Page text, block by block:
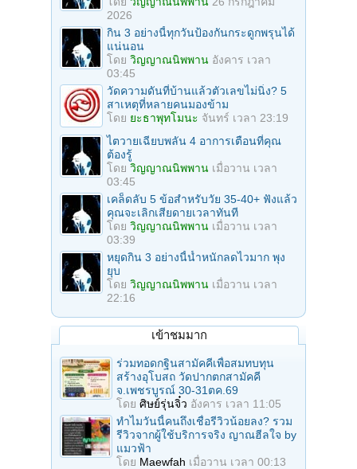
2026
กิน 3 อย่างนี้ทุกวันป้องกันกระดูกพรุนได้
แน่นอน
โดย วิญญาณนิพพาน อังคาร เวลา
03:45
วัดความดันที่บ้านแล้วตัวเลขไม่นิ่ง? 5
สาเหตุที่หลายคนมองข้าม
โดย ยะธาพุทโมนะ จันทร์ เวลา 23:19
ไตวายเฉียบพลัน 4 อาการเตือนที่คุณ
ต้องรู้
โดย วิญญาณนิพพาน เมื่อวาน เวลา
03:45
เคล็ดลับ 5 ข้อสำหรับวัย 35-40+ ฟังแล้ว
คุณจะเลิกเสียดายเวลาทันที
โดย วิญญาณนิพพาน เมื่อวาน เวลา
03:39
หยุดกิน 3 อย่างนี้น้ำหนักลดไวมาก พุง
ยุบ
โดย วิญญาณนิพพาน เมื่อวาน เวลา
22:16
เข้าชมมาก
ร่วมทอดกฐินสามัคคีเพื่อสมทบทุน
สร้างอุโบสถ วัดปากตกสามัคคี
จ.เพชรบูรณ์ 30-31ตค.69
โดย ศิษย์รุ่นจิ๋ว อังคาร เวลา 11:05
ทำไมวันนี้คนถึงเชื่อรีวิวน้อยลง? รวม
รีวิวจากผู้ใช้บริการจริง ญาณฮีลใจ by
แมวฟ้า
โดย Maewfah เมื่อวาน เวลา 00:13